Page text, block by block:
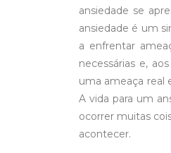
ansiedade se
ansiedade é um
a enfrentar
necessárias e,
uma ameaça real
A vida para um
ocorrer muitas
acontecer.